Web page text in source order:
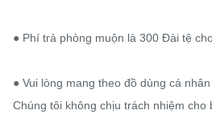
● Phí trả phòng muộn là 300 Đài tệ
● Vui lòng mang theo đồ dùng cá
Chúng tôi không chịu trách nhiệm cho